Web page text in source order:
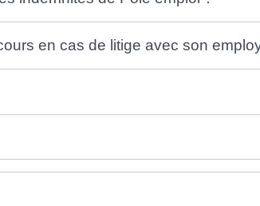
en cas de litige avec son